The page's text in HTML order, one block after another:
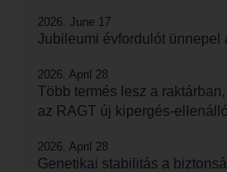
2026. June 17
Jubileumi évfordulót ünnepel
2026. April 28
Több termés lesz a
az RAGT új kipergés-
2026. April 28
Genetikai stabilitás a